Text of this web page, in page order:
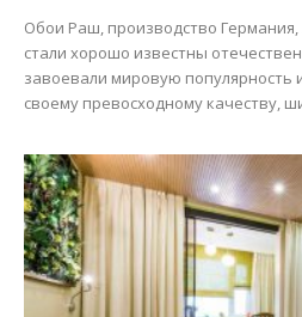
Обои Раш, производство Германия,
стали хорошо известны
завоевали мировую популярность
своему превосходному качеству,